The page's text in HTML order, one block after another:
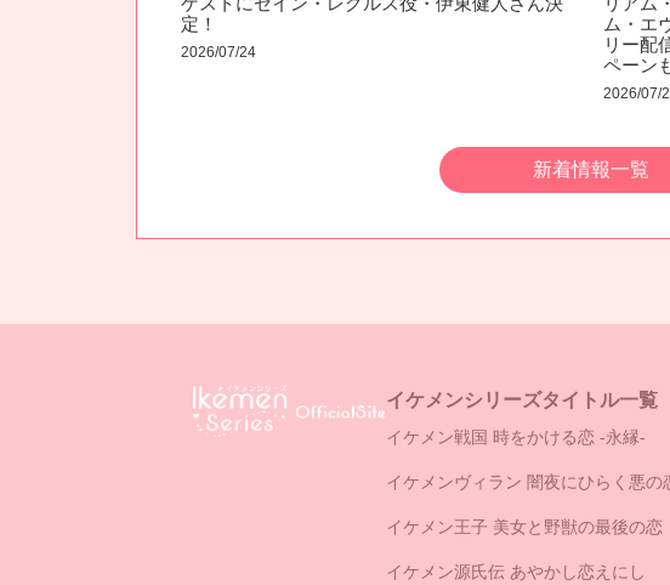
定！
2026/07/24
ム・エ
リー配
ペーン
2026/07/
新着情報一覧
イケメンシリーズタイトル一覧
イケメン戦国 時をかける恋 -永縁-
イケメンヴィラン 闇夜にひらく悪の
イケメン王子 美女と野獣の最後の恋
イケメン源氏伝 あやかし恋えにし